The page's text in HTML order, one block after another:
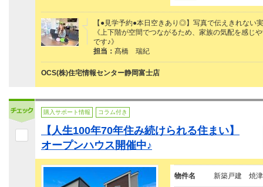
【●見学予約●本日空きあり◎】写真で伝えきれない
《上下階が空間でつながるため、家族の気配を感じ
です♪》
担当： 髙橋 瑞紀
OCS(株)住宅情報センター静岡富士店
購入サポート情報 コラム付き
【人生100年70年住み続けられる住まい】
オープンハウス開催中♪
物件名 新築戸建 焼